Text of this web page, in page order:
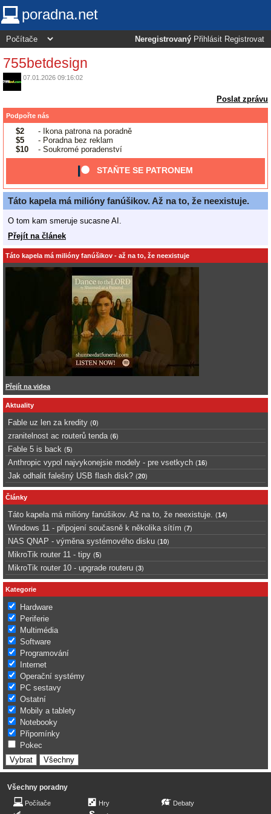
poradna.net
Neregistrovaný Přihlásit Registrovat
755betdesign
07.01.2026 09:16:02
Poslat zprávu
Podpořte nás
$2
- Ikona patrona na poradně
$5
- Poradna bez reklam
$10
- Soukromé poradenství
STAŇTE SE PATRONEM
Táto kapela má milióny fanúšikov. Až na to, že neexistuje.
O tom kam smeruje sucasne AI.
Přejít na článek
Táto kapela má milióny fanúšikov - až na to, že neexistuje
Přejít na videa
Aktuality
Fable uz len za kredity (0)
zranitelnost ac routerů tenda (6)
Fable 5 is back (5)
Anthropic vypol najvykonejsie modely - pre vsetkych (16)
Jak odhalit falešný USB flash disk? (20)
Články
Táto kapela má milióny fanúšikov. Až na to, že neexistuje. (14)
Windows 11 - připojení současně k několika sítím (7)
NAS QNAP - výměna systémového disku (10)
MikroTik router 11 - tipy (5)
MikroTik router 10 - upgrade routeru (3)
Kategorie
Hardware
Periferie
Multimédia
Software
Programování
Internet
Operační systémy
PC sestavy
Ostatní
Mobily a tablety
Notebooky
Připomínky
Pokec
Všechny poradny
Počítače
Hry
Debaty